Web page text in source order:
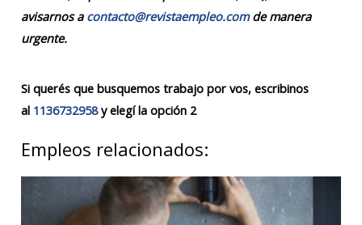
avisarnos a contacto@revistaempleo.comde manera
urgente.
Si querés que busquemos trabajo por vos, escribinos
al 1136732958y elegí la opción 2
Empleos relacionados: